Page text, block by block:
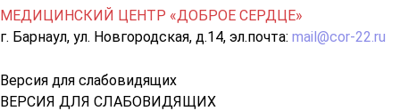
МЕДИЦИНСКИЙ ЦЕНТР «ДОБРОЕ СЕРДЦЕ»
г. Барнаул, ул. Новгородская, д.14, эл.почта: mail@cor-22.ru
Версия для слабовидящих
ВЕРСИЯ ДЛЯ СЛАБОВИДЯЩИХ